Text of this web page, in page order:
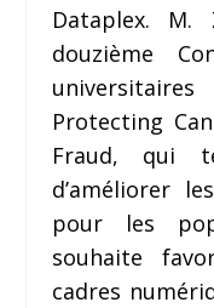
Dataplex.
douzième
Protecting
Fraud, qui
d’améliorer
pour les
souhaite
cadres